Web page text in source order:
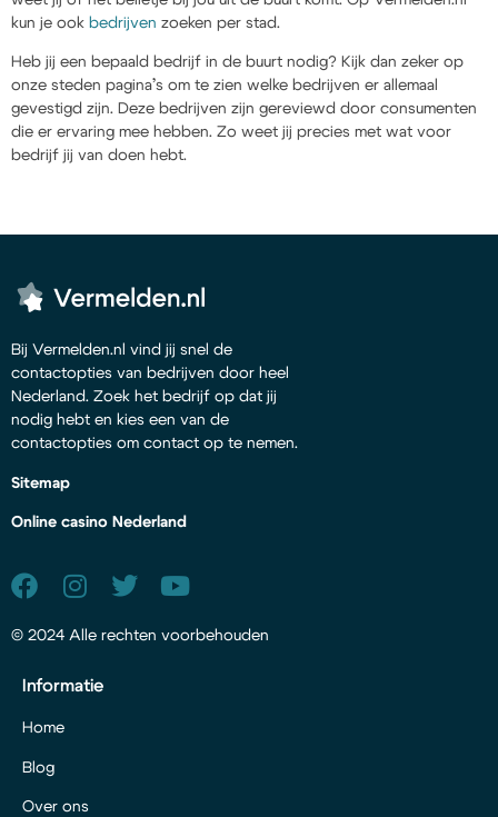
kun je ook bedrijven zoeken per stad.
Heb jij een bepaald bedrijf in de buurt nodig? Kijk dan zeker op
onze steden pagina’s om te zien welke bedrijven er allemaal
gevestigd zijn. Deze bedrijven zijn gereviewd door consumenten
die er ervaring mee hebben. Zo weet jij precies met wat voor
bedrijf jij van doen hebt.
Bij Vermelden.nl vind jij snel de
contactopties van bedrijven door heel
Nederland. Zoek het bedrijf op dat jij
nodig hebt en kies een van de
contactopties om contact op te nemen.
Sitemap
Online casino Nederland
© 2024 Alle rechten voorbehouden
Informatie
Home
Blog
Over ons